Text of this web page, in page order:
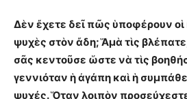
Δὲν ἔχετε δεῖ πῶς ὑποφέρουν
ψυχὲς στὸν ἄδη; Ἅμὰ τὶς
σᾶς κεντοῦσε ὥστε νὰ τὶς
γεννιόταν ἡ ἀγάπη καὶ ἡ
ψυχές. Ὅταν λοιπὸν